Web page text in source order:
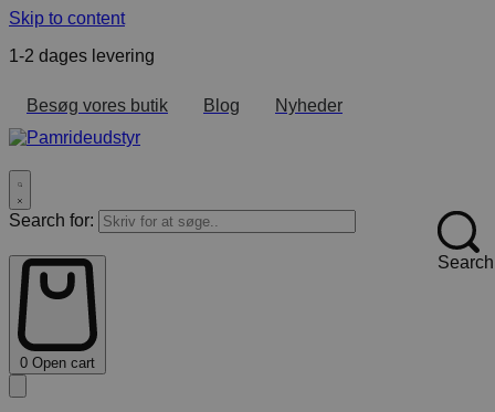
Skip to content
1-2 dages levering
Besøg vores butik Blog Nyheder
Search for:
Search
0 Open cart